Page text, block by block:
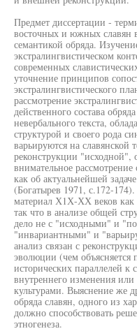
Предмет диссертации -
восточных и южных славян
семантикой обряда.
экстралингвистическом
современных
уточнение принципов
экстралингвистического
рассмотрение
действенного состава
невербального текста,
структурой и своего рода
варьируются на славянской
реконструкции "исходной",
внимательное
как об актуальнейшей
(Богатырев 1971, с.172-
материал Х1Х-ХХ веков как
так что в анализе общей
дело не с "исходными" и
"инвариантными" и
анализ связан с
эволюции (чем объясняется
исторических параллелей
внутреннего изменения
культурами. Выяснение же
обряда славян, одного из
должно способствовать
этногенеза.